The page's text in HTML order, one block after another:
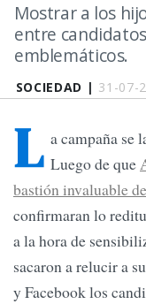
SOCIEDAD | 31-07-
Mostrar a los
entre
emblemáticos.
L a campaña se
Luego de que
bastión invaluable
confirmaran lo
a la hora de
sacaron a relucir a
y Facebook los